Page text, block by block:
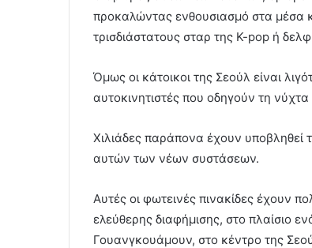
προκαλώντας ενθουσιασμό στα μέσα
τρισδιάστατους σταρ της K-pop ή
Όμως οι κάτοικοι της Σεούλ είναι
αυτοκινητιστές που οδηγούν τη
Χιλιάδες παράπονα έχουν υποβληθεί
αυτών των νέων συστάσεων.
Αυτές οι φωτεινές πινακίδες έχουν
ελεύθερης διαφήμισης, στο πλαίσιο
Γουανγκουάμουν, στο κέντρο της